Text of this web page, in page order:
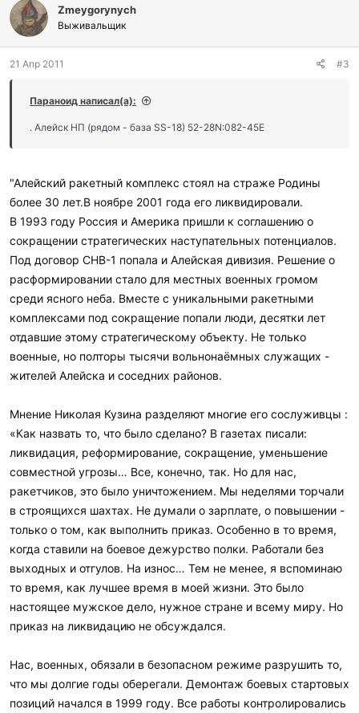
Zmeygorynych
Выживальщик
21 Апр 2011 #3
Параноид написал(а):
. Алейск НП (рядом - база SS-18) 52-28N:082-45E
"Алейский ракетный комплекс стоял на страже Родины
более 30 лет.В ноябре 2001 года его ликвидировали.
В 1993 году Россия и Америка пришли к соглашению о
сокращении стратегических наступательных потенциалов.
Под договор СНВ-1 попала и Алейская дивизия. Решение о
расформировании стало для местных военных громом
среди ясного неба. Вместе с уникальными ракетными
комплексами под сокращение попали люди, десятки лет
отдавшие этому стратегическому объекту. Не только
военные, но полторы тысячи вольнонаёмных служащих -
жителей Алейска и соседних районов.
Мнение Николая Кузина разделяют многие его сослуживцы :
«Как назвать то, что было сделано? В газетах писали:
ликвидация, реформирование, сокращение, уменьшение
совместной угрозы… Все, конечно, так. Но для нас,
ракетчиков, это было уничтожением. Мы неделями торчали
в строящихся шахтах. Не думали о зарплате, о повышении -
только о том, как выполнить приказ. Особенно в то время,
когда ставили на боевое дежурство полки. Работали без
выходных и отгулов. На износ… Тем не менее, я вспоминаю
то время, как лучшее время в моей жизни. Это было
настоящее мужское дело, нужное стране и всему миру. Но
приказ на ликвидацию не обсуждался.
Нас, военных, обязали в безопасном режиме разрушить то,
что мы долгие годы оберегали. Демонтаж боевых стартовых
позиций начался в 1999 году. Все работы контролировались